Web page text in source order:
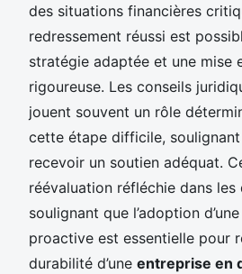
des situations financières
redressement réussi est
stratégie adaptée et une mise
rigoureuse. Les conseils
jouent souvent un rôle
cette étape difficile, soulignant
recevoir un soutien adéquat.
réévaluation réfléchie dans les
soulignant que l’adoption
proactive est essentielle pour
durabilité d’une entreprise en